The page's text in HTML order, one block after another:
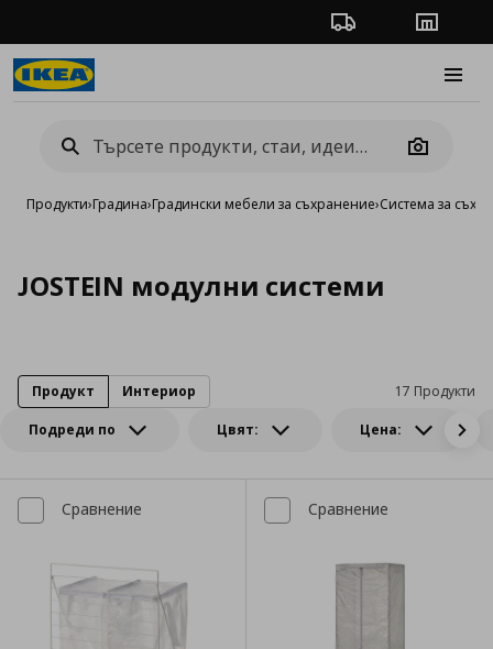
Проследяване на
Camera
Продукти›Градина›Градински мебели за съхранение›Система за
JOSTEIN модулни системи
Подреди по Цвят: Цена:
17 Продукти
Продукт Интериор
Сравнение Сравнение